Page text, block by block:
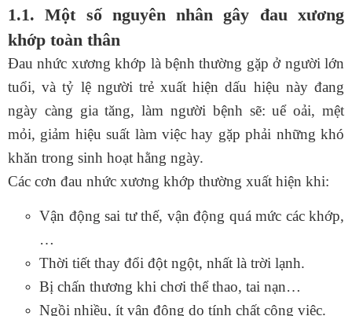
1.1. Một số nguyên nhân gây đau xương
khớp toàn thân
Đau nhức xương khớp là bệnh thường gặp ở người lớn
tuổi, và tỷ lệ người trẻ xuất hiện dấu hiệu này đang
ngày càng gia tăng, làm người bệnh sẽ: uể oải, mệt
mỏi, giảm hiệu suất làm việc hay gặp phải những khó
khăn trong sinh hoạt hằng ngày.
Các cơn đau nhức xương khớp thường xuất hiện khi:
Vận động sai tư thế, vận động quá mức các khớp,
…
Thời tiết thay đổi đột ngột, nhất là trời lạnh.
Bị chấn thương khi chơi thể thao, tai nạn…
Ngồi nhiều, ít vận động do tính chất công việc.